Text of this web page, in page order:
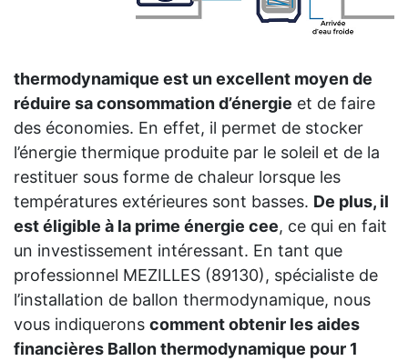
thermodynamique est un excellent moyen de
réduire sa consommation d’énergie et de faire
des économies. En effet, il permet de stocker
l’énergie thermique produite par le soleil et de la
restituer sous forme de chaleur lorsque les
températures extérieures sont basses. De plus, il
est éligible à la prime énergie cee, ce qui en fait
un investissement intéressant. En tant que
professionnel MEZILLES (89130), spécialiste de
l’installation de ballon thermodynamique, nous
vous indiquerons comment obtenir les aides
financières Ballon thermodynamique pour 1